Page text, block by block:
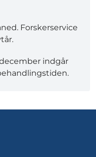
Forskerservice
indgår